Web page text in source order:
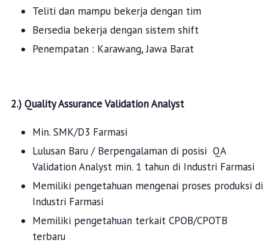
Teliti dan mampu bekerja dengan tim
Bersedia bekerja dengan sistem shift
Penempatan : Karawang, Jawa Barat
2.) Quality Assurance Validation Analyst
Min. SMK/D3 Farmasi
Lulusan Baru / Berpengalaman di posisi QA
Validation Analyst min. 1 tahun di Industri Farmasi
Memiliki pengetahuan mengenai proses produksi di
Industri Farmasi
Memiliki pengetahuan terkait CPOB/CPOTB
terbaru